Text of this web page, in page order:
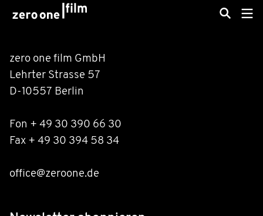
zero one film GmbH
Lehrter Strasse 57
D-10557 Berlin
Fon + 49 30 390 66 30
Fax + 49 30 394 58 34
office@zeroone.de